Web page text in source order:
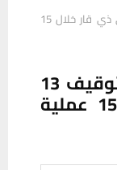
هيئة النزاهة تكشف عن توقيف 13 متهما في ذي قار خلال 15
هيئة النزاهة تكشف عن توقيف 13
متهما في ذي قار خلال 15 عملية